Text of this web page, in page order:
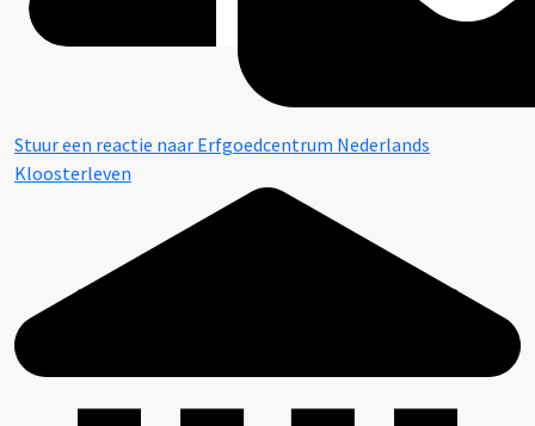
Stuur een reactie naar Erfgoedcentrum Nederlands
Kloosterleven